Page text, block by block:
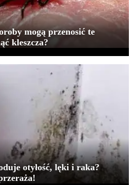
mogą przenosić te
kleszcza?
otyłość, lęki i raka?